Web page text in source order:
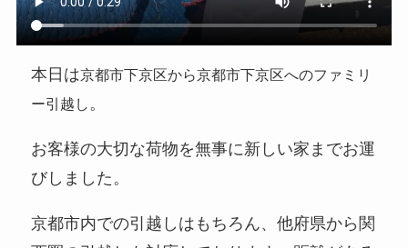
本日は京都市下京区から京都市下京区へのファミリ
ー引越し 。
お客様の大切な荷物を無事に新しい家までお運
びしました。
京都市内での引越しはもちろん、他府県から関